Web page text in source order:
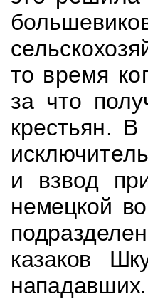
то время
за что
крестьян.
и взвод
немецкой
казаков
нападавших.